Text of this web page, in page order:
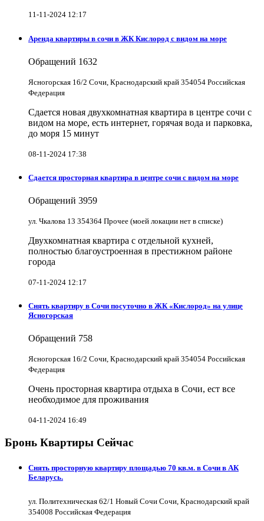
11-11-2024 12:17
Аренда квартиры в сочи в ЖК Кислород с видом на море
Обращений 1632
Ясногорская 16/2 Сочи, Краснодарский край 354054 Российская
Федерация
Сдается новая двухкомнатная квартира в центре сочи с
видом на море, есть интернет, горячая вода и парковка,
до моря 15 минут
08-11-2024 17:38
Сдается просторная квартира в центре сочи с видом на море
Обращений 3959
ул. Чкалова 13 354364 Прочее (моей локации нет в списке)
Двухкомнатная квартира с отдельной кухней,
полностью благоустроенная в престижном районе
города
07-11-2024 12:17
Снять квартиру в Cочи посуточно в ЖК «Кислород» на улице
Ясногорская
Обращений 758
Ясногорская 16/2 Сочи, Краснодарский край 354054 Российская
Федерация
Очень просторная квартира отдыха в Сочи, ест все
необходимое для проживания
04-11-2024 16:49
Бронь Квартиры Сейчас
Снять просторную квартиру площадью 70 кв.м. в Сочи в АК
Беларусь.
ул. Политехническая 62/1 Новый Сочи Сочи, Краснодарский край
354008 Российская Федерация